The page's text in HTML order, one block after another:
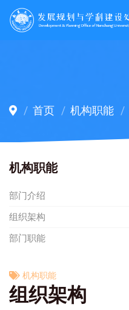
首页 机构职能
机构职能
部门介绍
组织架构
部门职能
机构职能
组织架构